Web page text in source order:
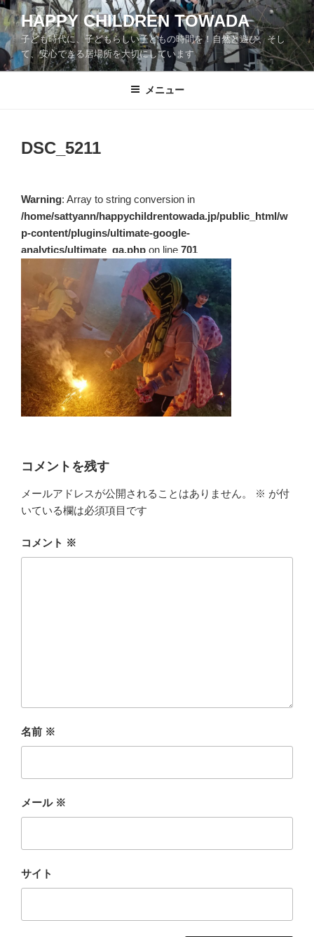
コ
ン
テ
ン
ツ
HAPPY CHILDREN TOWADA
子ども時代に、子どもらしい子どもの時間を！自然と遊び、そし
て、安心できる居場所を大切にしています
メニュー
DSC_5211
Warning: Array to string conversion in
/home/sattyann/happychildrentowada.jp/public_html/w
p-content/plugins/ultimate-google-
analytics/ultimate_ga.php on line 701
コメントを残す
メールアドレスが公開されることはありません。 ※ が付
いている欄は必須項目です
コメント ※
名前 ※
メール ※
サイト